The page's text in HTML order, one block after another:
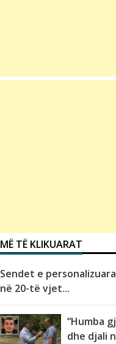
MË TË KLIKUARAT
Sendet e
në 20-të vjet...
“Humba
dhe djali